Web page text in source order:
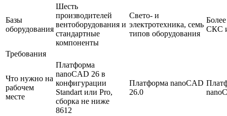
Базы
оборудования
Шесть
производителей
вентоборудования и
стандартные
компоненты
Свето- и
электротехника, семь
типов оборудования
СКС
Требования
Что нужно на
рабочем
месте
Платформа
nanoCAD 26 в
конфигурации
Standart или Pro,
сборка не ниже
8612
Платформа nanoCAD
26.0